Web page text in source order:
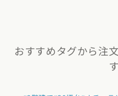
おすすめタグから注
す